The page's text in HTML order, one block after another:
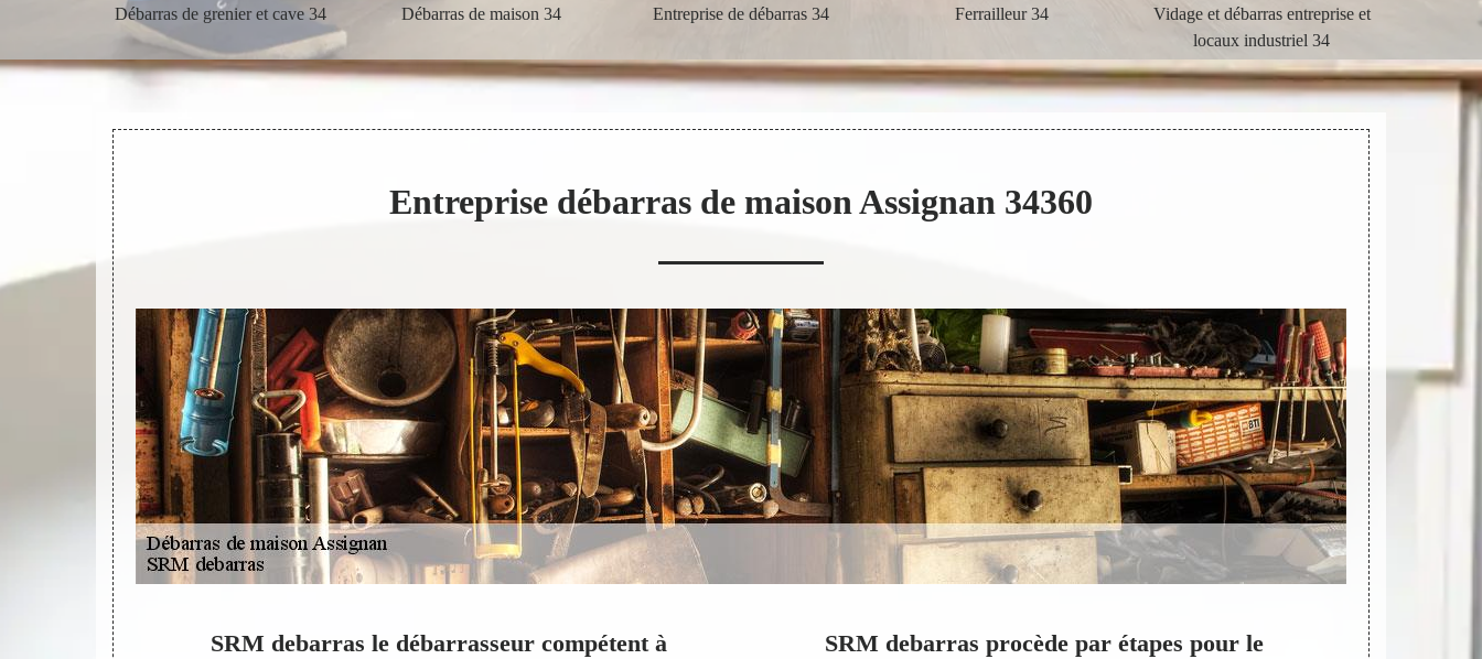
Débarras de grenier et cave 34 Débarras de maison 34 Entreprise de débarras 34 Ferrailleur 34
Vidage et débarras entreprise et
locaux industriel 34
Entreprise débarras de maison Assignan 34360
SRM debarras le débarrasseur compétent à
SRM debarras procède par étapes pour le